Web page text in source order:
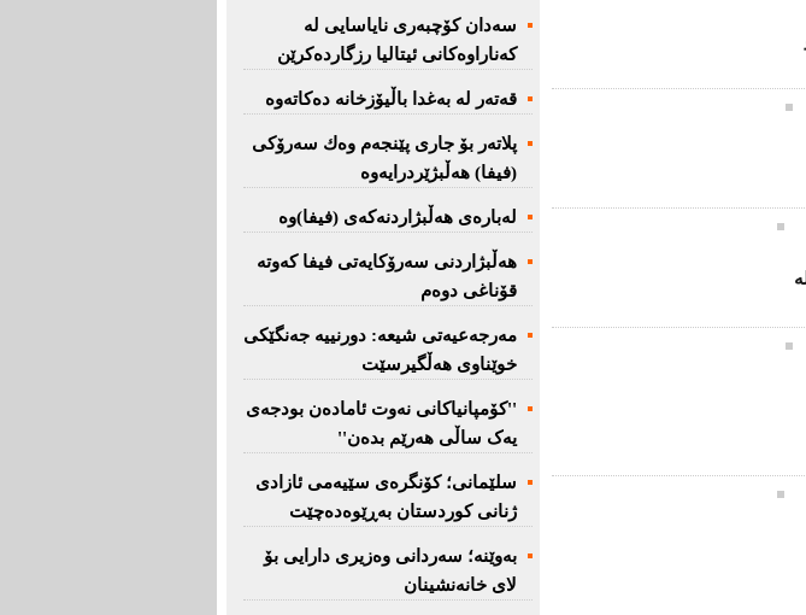
سەدان كۆچبەری نایاسایی لە
كەناراوەكانی ئیتالیا رزگاردەكرێن
قەتەر لە بەغدا باڵیۆزخانە دەكاتەوە
پلاتەر بۆ جاری پێنجەم وەك سەرۆكی
(فیفا) هەڵبژێردرایەوە
لەبارەی هەڵبژاردنەكەی (فیفا)وە
هەڵبژاردنی سەرۆكایەتی فیفا كەوتە
قۆناغی دوەم
مەرجەعیەتی شیعە: دورنییە جەنگێكی
خوێناوی هەڵگیرسێت
''کۆمپانیاکانی نەوت ئامادەن بودجەی
یەک ساڵی هەرێم بدەن''
سلێمانی؛ كۆنگرەی سێیەمی ئازادی
ژنانی كوردستان بەڕێوەدەچێت
بەوێنە؛ سەردانی وەزیری دارایی بۆ
لای خانەنشینان